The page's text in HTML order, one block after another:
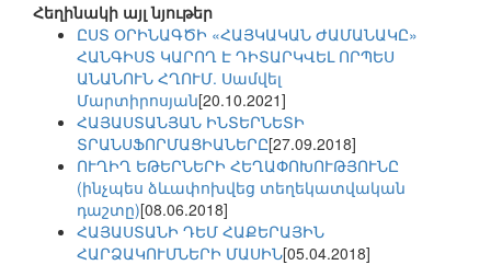
Հեղինակի այլ նյութեր
ԸՍՏ ՕՐԻՆԱԳԾԻ «ՀԱՅԿԱԿԱՆ ԺԱՄԱՆԱԿԸ»
ՀԱՆԳԻՍՏ ԿԱՐՈՂ Է ԴԻՏԱՐԿՎԵԼ ՈՐՊԵՍ
ԱՆԱՆՈՒՆ ՀՂՈՒՄ. Սամվել
Մարտիրոսյան[20.10.2021]
ՀԱՅԱՍՏԱՆՅԱՆ ԻՆՏԵՐՆԵՏԻ
ՏՐԱՆՍՖՈՐՄԱՑԻԱՆԵՐԸ[27.09.2018]
ՈՒՂԻՂ ԵԹԵՐՆԵՐԻ ՀԵՂԱՓՈԽՈՒԹՅՈՒՆԸ
(ինչպես ձևափոխվեց տեղեկատվական
դաշտը)[08.06.2018]
ՀԱՅԱՍՏԱՆԻ ԴԵՄ ՀԱՔԵՐԱՅԻՆ
ՀԱՐՁԱԿՈՒՄՆԵՐԻ ՄԱՍԻՆ[05.04.2018]